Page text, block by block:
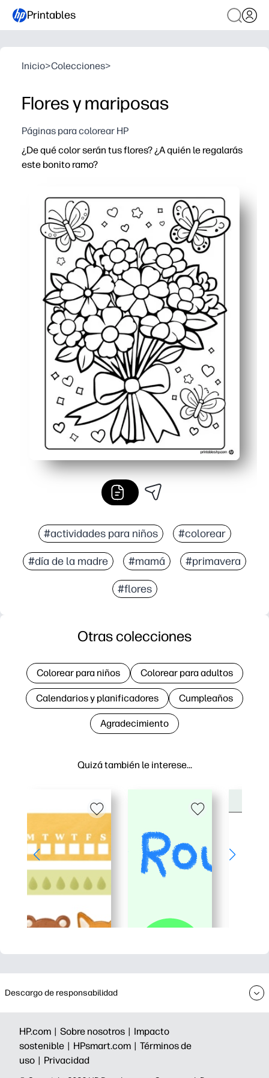
Printables
Inicio>Colecciones>
Flores y mariposas
Páginas para colorear HP
¿De qué color serán tus flores? ¿A quién le regalarás
este bonito ramo?
Desarrolla la creatividad y la motricidad fina mientras
Úsalo para el Día de la Madre, cumpleaños o
Apto para profesores: se distribuye rápidamente, no
#actividades para niños #colorear
#día de la madre #mamá #primavera
#flores
Quizá también le interese…
Otras colecciones
Colorear para niños Colorear para adultos
Calendarios y planificadores Cumpleaños
Agradecimiento
Descargo de responsabilidad
HP.com | Sobre nosotros | Impacto
sostenible | HPsmart.com | Términos de
uso | Privacidad